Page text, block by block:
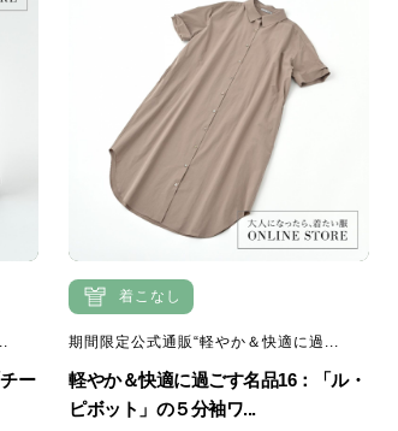
ー
着こなし
期間限定公式通販“軽やか＆快適に過...
軽やか＆快適に過ごす名品16：「ル・
ピボット」の５分袖ワ...